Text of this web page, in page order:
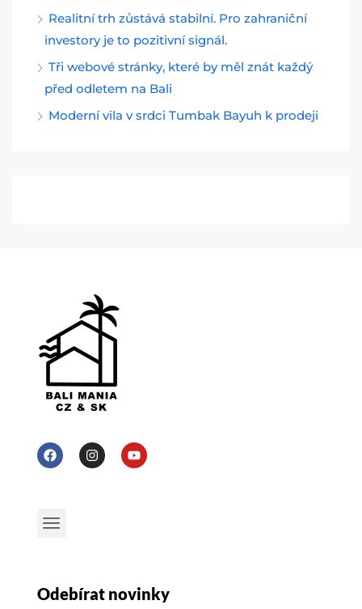
Realitní trh zůstává stabilní. Pro zahraniční
investory je to pozitivní signál.
Tři webové stránky, které by měl znát každý
před odletem na Bali
Moderní vila v srdci Tumbak Bayuh k prodeji
Odebírat novinky